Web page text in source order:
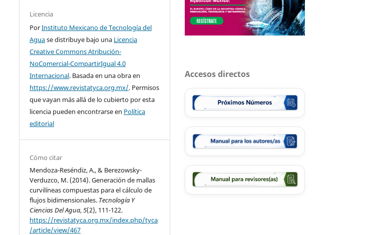
Licencia
PorInstituto Mexicano de Tecnología del
Aguase distribuye bajo una Licencia
Creative Commons Atribución-
NoComercial-CompartirIgual 4.0
Internacional. Basada en una obra en
https://www.revistatyca.org.mx/. Permisos
que vayan más allá de lo cubierto por esta
licencia pueden encontrarse en Política
editorial
Cómo citar
Mendoza-Reséndiz, A., & Berezowsky-
Verduzco, M. (2014). Generación de mallas
curvilíneas compuestas para el cálculo de
flujos bidimensionales. Tecnología Y
Ciencias Del Agua,5(2), 111-122.
https://revistatyca.org.mx/index.php/tyca
/article/view/467
Accesos directos